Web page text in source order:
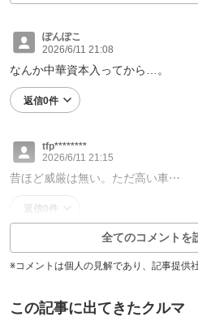
ぽんぽこ
2026/6/11 21:08
なんか中華資本入ってから…。
返信0件
tfp********
2026/6/11 21:15
昔ほど威厳は無い。ただ高い車⋯
返信0件
全てのコメントを
※コメントは個人の見解であり、記事提供
この記事に出てきたクルマ